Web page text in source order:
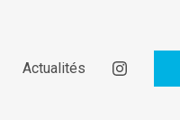
Actualités